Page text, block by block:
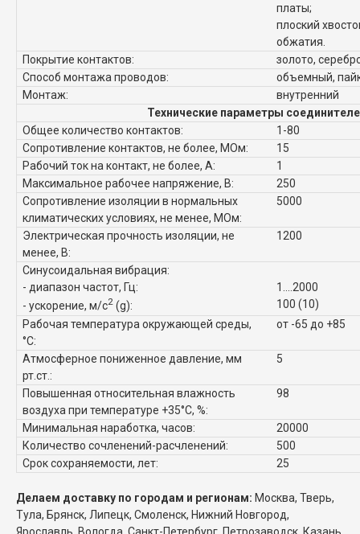
платы;
плоский
обжатия.
Покрытие контактов:
золото,
Способ монтажа проводов:
объемный,
Монтаж:
внутренний
Технические параметры
Общее количество контактов:
1-80
Сопротивление контактов, не более, МОм:
15
Рабочий ток на контакт, не более, А:
1
Максимальное рабочее напряжение, В:
250
Сопротивление изоляции в нормальных
климатических условиях, не менее, МОм:
5000
Электрическая прочность изоляции, не
менее, В:
1200
Синусоидальная вибрация:
- диапазон частот, Гц:
- ускорение, м/с2 (g):
1....2000
100 (10)
Рабочая температура окружающей среды,
°C:
от -65 до +85
Атмосферное пониженное давление, мм
рт.ст.:
5
Повышенная относительная влажность
воздуха при температуре +35°C, %:
98
Минимальная наработка, часов:
20000
Количество сочленений-расчленений:
500
Срок сохраняемости, лет:
25
Делаем доставку по городам и регионам: Москва, Тверь,
Тула, Брянск, Липецк, Смоленск, Нижний Новгород,
Ярославль, Вологда, Санкт-Петербург, Петрозаводск, Казань,